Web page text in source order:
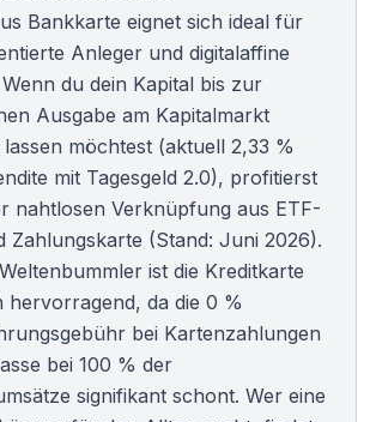
Bankkarte eignet sich ideal für
Anleger und digitalaffine
Wenn du dein Kapital bis zur
Ausgabe am Kapitalmarkt
möchtest (aktuell 2,33 %
mit Tagesgeld 2.0), profitierst
nahtlosen Verknüpfung aus ETF-
Zahlungskarte (Stand: Juni 2026).
ist die Kreditkarte
hervorragend, da die 0 %
bei Kartenzahlungen
bei 100 % der
signifikant schont. Wer eine